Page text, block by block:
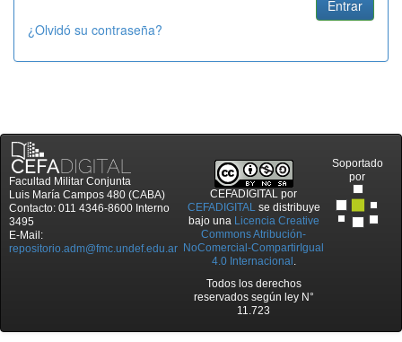
¿Olvidó su contraseña?
Facultad Militar Conjunta
Luis María Campos 480 (CABA)
Contacto: 011 4346-8600 Interno
3495
E-Mail:
repositorio.adm@fmc.undef.edu.ar
CEFADIGITAL por
CEFADIGITALse distribuye
bajo una Licencia Creative
Commons Atribución-
NoComercial-CompartirIgual
4.0 Internacional .
Todos los derechos
reservados según ley N°
11.723
Soportado
por